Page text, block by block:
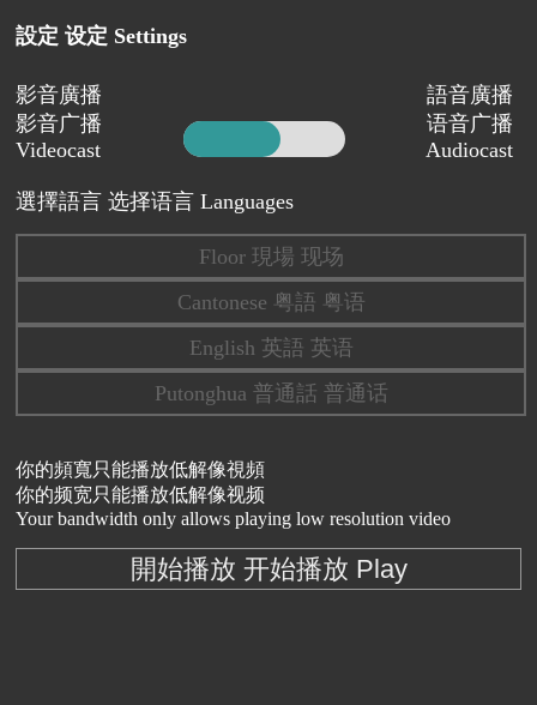
設定 设定 Settings
影音廣播
影音广播
Videocast
語音廣播
语音广播
Audiocast
選擇語言 选择语言 Languages
Floor 現場 现场
Cantonese 粤語 粤语
English 英語 英语
Putonghua 普通話 普通话
你的頻寬只能播放低解像視頻
你的频宽只能播放低解像视频
Your bandwidth only allows playing low resolution video
開始播放 开始播放 Play